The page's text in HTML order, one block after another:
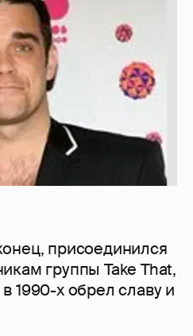
присоединился
группы Take That,
1990-х обрел славу и